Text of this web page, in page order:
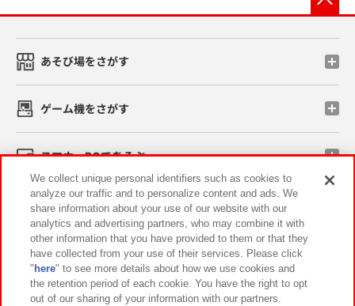
あそび場をさがす
ゲーム機をさがす
スマホ・PCであそぶ
イベント・キャンペーン
関連会社 サステナビリティ サイトポリシー
プライバシーポリシー ウェブアクセシビリティ方針と検証結果
We collect unique personal identifiers such as cookies to
analyze our traffic and to personalize content and ads. We
share information about your use of our website with our
analytics and advertising partners, who may combine it with
other information that you have provided to them or that they
have collected from your use of their services. Please click
" here" to see more details about how we use cookies and
the retention period of each cookie. You have the right to opt
out of our sharing of your information with our partners.